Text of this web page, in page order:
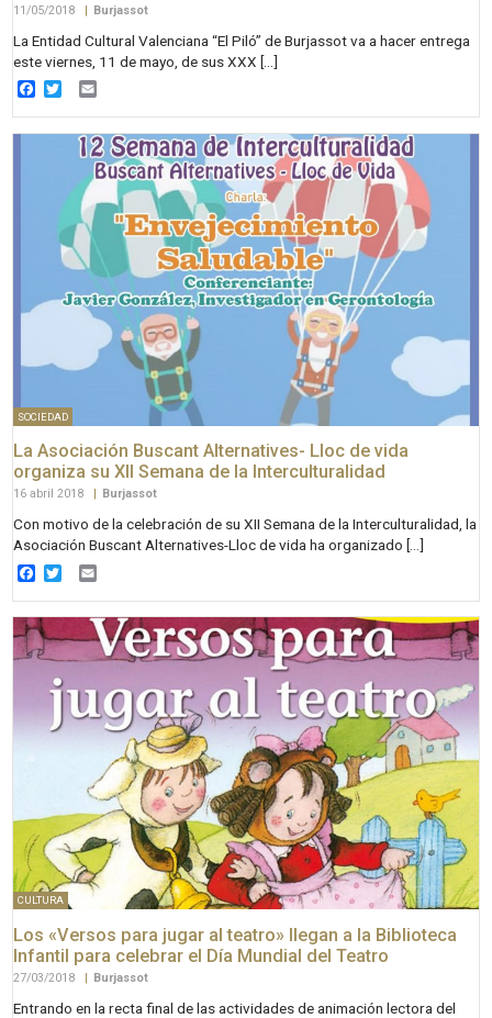
11/05/2018 | Burjassot
La Entidad Cultural Valenciana “El Piló” de Burjassot va a hacer entrega
este viernes, 11 de mayo, de sus XXX […]
Facebook
Twitter
SOCIEDAD
La Asociación Buscant Alternatives- Lloc de vida
organiza su XII Semana de la Interculturalidad
16 abril 2018 Burjassot
Con motivo de la celebración de su XII Semana de la Interculturalidad, la
Asociación Buscant Alternatives-Lloc de vida ha organizado […]
Facebook
Twitter
CULTURA
Los «Versos para jugar al teatro» llegan a la Biblioteca
Infantil para celebrar el Día Mundial del Teatro
27/03/2018 Burjassot
Entrando en la recta final de las actividades de animación lectora del